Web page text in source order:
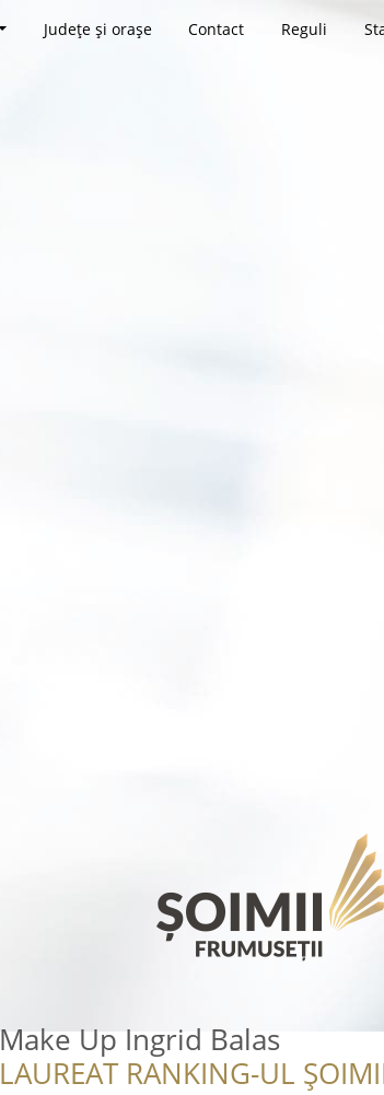
Județe și orașe Contact Reguli
Make Up Ingrid Balas
LAUREAT RANKING-UL